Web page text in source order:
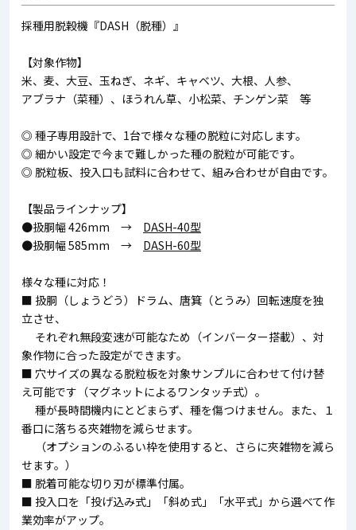
採種用脱穀機『DASH（脱種）』
【対象作物】
米、麦、大豆、玉ねぎ、ネギ、キャベツ、大根、人参、
アブラナ（菜種）、ほうれん草、小松菜、チンゲン菜 等
◎ 種子専用設計で、1台で様々な種の脱粒に対応します。
◎ 細かい設定で今まで難しかった種の脱粒が可能です。
◎ 脱粒板、投入口も試料に合わせて、組み合わせが自由です。
【製品ラインナップ】
●扱胴幅 426mm → DASH-40型
●扱胴幅 585mm → DASH-60型
様々な種に対応！
■ 扱胴（しょうどう）ドラム、唐箕（とうみ）回転速度を独
立させ、
それぞれ無段変速が可能なため（インバーター搭載）、対
象作物に合った設定ができます。
■ 穴サイズの異なる脱粒板を対象サンプルに合わせて付け替
え可能です（マグネットによるワンタッチ式）。
種が長時間機内にとどまらず、種を傷つけません。また、１
番口に落ちる夾雑物を減らせます。
（オプションのふるい枠を使用すると、さらに夾雑物を減ら
せます。）
■ 脱着可能な切り刃が標準付属。
■ 投入口を「投げ込み式」「斜め式」「水平式」から選べて作
業効率がアップ。